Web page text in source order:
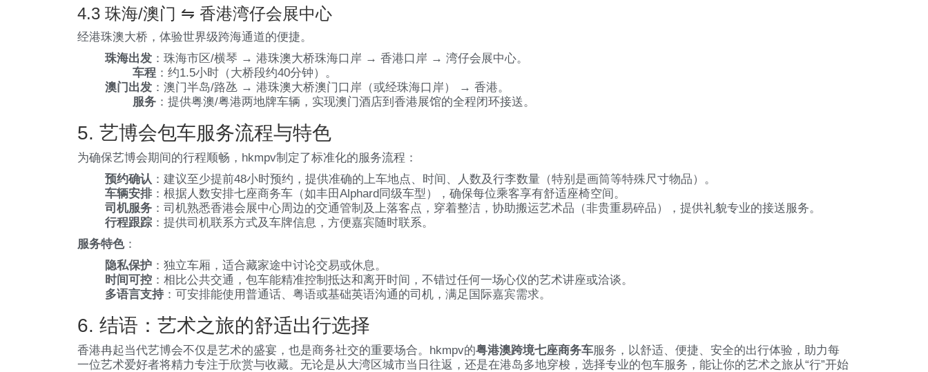
4.3 珠海/澳门 ⇋ 香港湾仔会展中心
经港珠澳大桥，体验世界级跨海通道的便捷。
珠海出发 ：珠海市区/横琴 → 港珠澳大桥珠海口岸 → 香港口岸 → 湾仔会展中心。
车程 ：约1.5小时（大桥段约40分钟）。
澳门出发 ：澳门半岛/路氹 → 港珠澳大桥澳门口岸（或经珠海口岸） → 香港。
服务 ：提供粤澳/粤港两地牌车辆，实现澳门酒店到香港展馆的全程闭环接送。
5. 艺博会包车服务流程与特色
为确保艺博会期间的行程顺畅，hkmpv制定了标准化的服务流程：
预约确认 ：建议至少提前48小时预约，提供准确的上车地点、时间、人数及行李数量（特别是画筒等特殊尺寸物品）。
车辆安排 ：根据人数安排七座商务车（如丰田Alphard同级车型），确保每位乘客享有舒适座椅空间。
司机服务 ：司机熟悉香港会展中心周边的交通管制及上落客点，穿着整洁，协助搬运艺术品（非贵重易碎品），提供礼貌专业的接送服务。
行程跟踪 ：提供司机联系方式及车牌信息，方便嘉宾随时联系。
服务特色：
隐私保护 ：独立车厢，适合藏家途中讨论交易或休息。
时间可控 ：相比公共交通，包车能精准控制抵达和离开时间，不错过任何一场心仪的艺术讲座或洽谈。
多语言支持：可安排能使用普通话、粤语或基础英语沟通的司机，满足国际嘉宾需求。
6. 结语：艺术之旅的舒适出行选择
香港冉起当代艺博会不仅是艺术的盛宴，也是商务社交的重要场合。hkmpv的粤港澳跨境七座商务车服务，以舒适、便捷、安全的出行体验，助力每
一位艺术爱好者将精力专注于欣赏与收藏。无论是从大湾区城市当日往返，还是在港岛多地穿梭，选择专业的包车服务，能让你的艺术之旅从“行”开始